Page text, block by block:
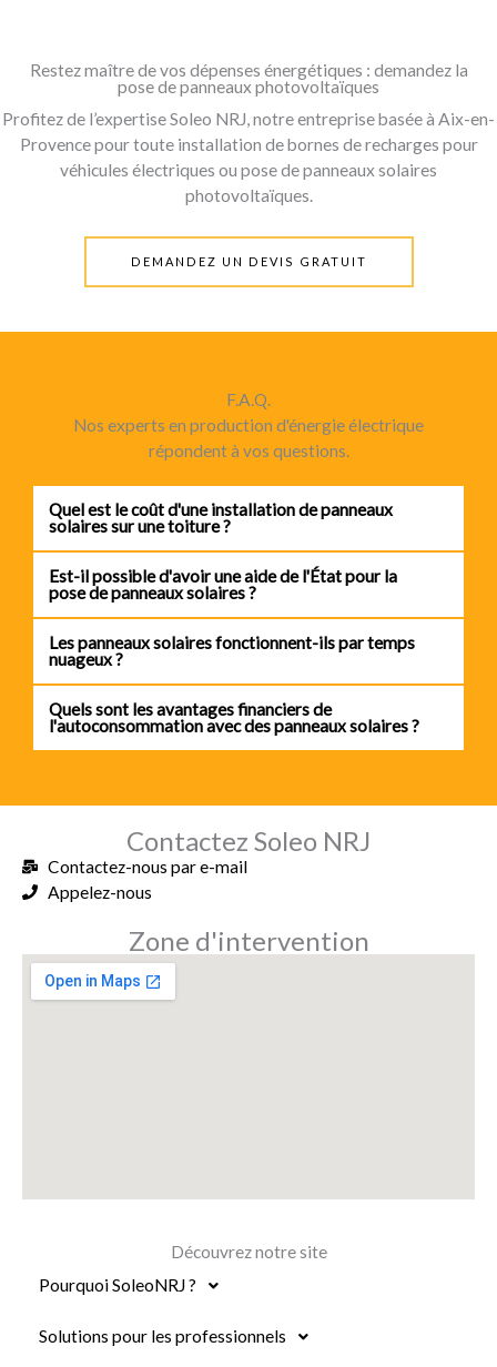
Restez maître de vos dépenses énergétiques : demandez la
pose de panneaux photovoltaïques
Profitez de l’expertise Soleo NRJ, notre entreprise basée à Aix-en-
Provencepour toute installation de bornes de recharges pour
véhicules électriques ou pose de panneaux solaires
photovoltaïques.
DEMANDEZ UN DEVIS GRATUIT
F.A.Q.
Nos experts en production d'énergie électrique
répondent à vos questions.
Quel est le coût d'une installation de panneaux
solaires sur une toiture ?
Est-il possible d'avoir une aide de l'État pour la
pose de panneaux solaires ?
Les panneaux solaires fonctionnent-ils par temps
nuageux ?
Quels sont les avantages financiers de
l'autoconsommation avec des panneaux solaires ?
Contactez Soleo NRJ
Contactez-nous par e-mail
Appelez-nous
Zone d'intervention
Découvrez notre site
Pourquoi SoleoNRJ ?
Solutions pour les professionnels